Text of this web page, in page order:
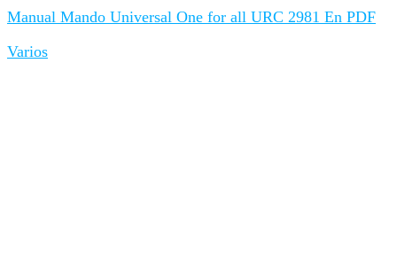
Manual Mando Universal One for all URC 2981 En PDF
Varios